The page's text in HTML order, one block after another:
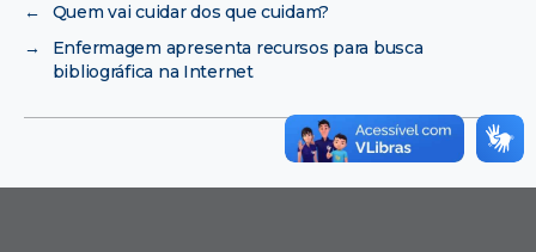
←
Quem vai cuidar dos que cuidam?
→
Enfermagem apresenta recursos para busca
bibliográfica na Internet